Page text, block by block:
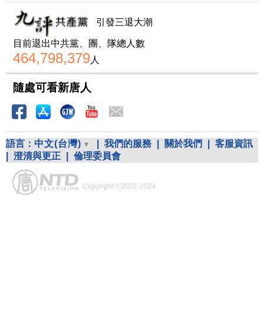
引發三退大潮
目前退出中共黨、團、隊總人數
464,798,379人
隨處可看新唐人
語言： 中文(台灣) 我們的服務 關於我們
客服資訊
澄清與更正 倫理委員會
Copyright ©2002-2024